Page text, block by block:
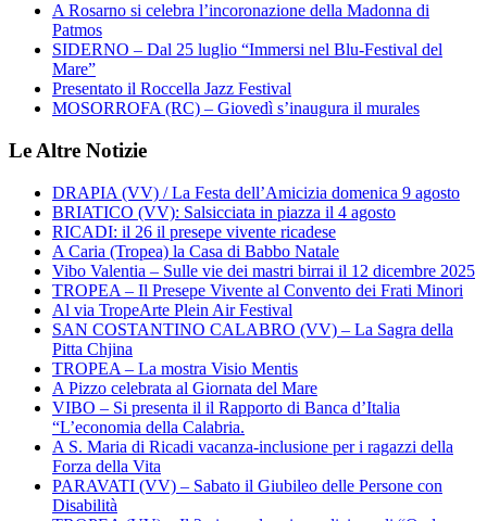
A Rosarno si celebra l’incoronazione della Madonna di
Patmos
SIDERNO – Dal 25 luglio “Immersi nel Blu-Festival del
Mare”
Presentato il Roccella Jazz Festival
MOSORROFA (RC) – Giovedì s’inaugura il murales
Le Altre Notizie
DRAPIA (VV) / La Festa dell’Amicizia domenica 9 agosto
BRIATICO (VV): Salsicciata in piazza il 4 agosto
RICADI: il 26 il presepe vivente ricadese
A Caria (Tropea) la Casa di Babbo Natale
Vibo Valentia – Sulle vie dei mastri birrai il 12 dicembre 2025
TROPEA – Il Presepe Vivente al Convento dei Frati Minori
Al via TropeArte Plein Air Festival
SAN COSTANTINO CALABRO (VV) – La Sagra della
Pitta Chjina
TROPEA – La mostra Visio Mentis
A Pizzo celebrata al Giornata del Mare
VIBO – Si presenta il il Rapporto di Banca d’Italia
“L’economia della Calabria.
A S. Maria di Ricadi vacanza-inclusione per i ragazzi della
Forza della Vita
PARAVATI (VV) – Sabato il Giubileo delle Persone con
Disabilità